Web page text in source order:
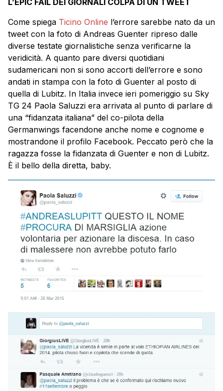
L’EPIC FAIL DEI GIORNALI COLPA DI UN TWEET
Come spiega Ticino Online l’errore sarebbe nato da un
tweet con la foto di Andreas Guenter ripreso dalle
diverse testate giornalistiche senza verificarne la
veridicità. A quanto pare diversi quotidiani
sudamericani non si sono accorti dell’errore e sono
andati in stampa con la foto di Guenter al posto di
quella di Lubitz. In Italia invece ieri pomeriggio su Sky
TG 24 Paola Saluzzi era arrivata al punto di parlare di
una “fidanzata italiana” del co-pilota della
Germanwings facendone anche nome e cognome e
mostrandone il profilo Facebook. Peccato però che la
ragazza fosse la fidanzata di Guenter e non di Lubitz.
È il bello della diretta, baby.